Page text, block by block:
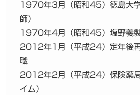
1970年3月（昭和45）徳島大
師）
1970年4月（昭和45）塩野義
2012年1月（平成24）定年後
職
2012年2月（平成24）保険薬
イム）